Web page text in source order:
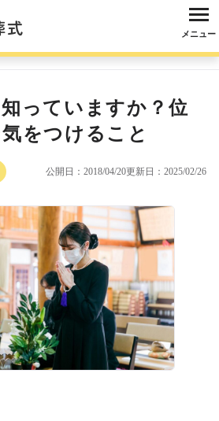
メニュー
仏壇・仏具 位牌 夫婦位牌って知っていま
っていますか？位
をつけること
公開日：2018/04/20更新日：2025/02/26